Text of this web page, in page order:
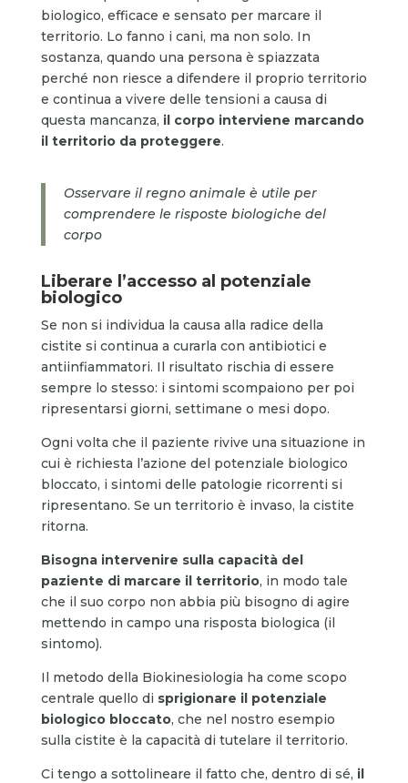
biologico, efficace e sensato per marcare il
territorio. Lo fanno i cani, ma non solo. In
sostanza, quando una persona è spiazzata
perché non riesce a difendere il proprio territorio
e continua a vivere delle tensioni a causa di
questa mancanza, il corpo interviene marcando
il territorio da proteggere.
Osservare il regno animale è utile per
comprendere le risposte biologiche del
corpo
Liberare l’accesso al potenziale
biologico
Se non si individua la causa alla radice della
cistite si continua a curarla con antibiotici e
antiinfiammatori. Il risultato rischia di essere
sempre lo stesso: i sintomi scompaiono per poi
ripresentarsi giorni, settimane o mesi dopo.
Ogni volta che il paziente rivive una situazione in
cui è richiesta l’azione del potenziale biologico
bloccato, i sintomi delle patologie ricorrenti si
ripresentano. Se un territorio è invaso, la cistite
ritorna.
Bisogna intervenire sulla capacità del
paziente di marcare il territorio, in modo tale
che il suo corpo non abbia più bisogno di agire
mettendo in campo una risposta biologica (il
sintomo).
Il metodo della Biokinesiologia ha come scopo
centrale quello di sprigionare il potenziale
biologico bloccato, che nel nostro esempio
sulla cistite è la capacità di tutelare il territorio.
Ci tengo a sottolineare il fatto che, dentro di sé, il